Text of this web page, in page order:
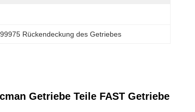
Rückendeckung des Getriebes
Getriebe Teile FAST Getriebe